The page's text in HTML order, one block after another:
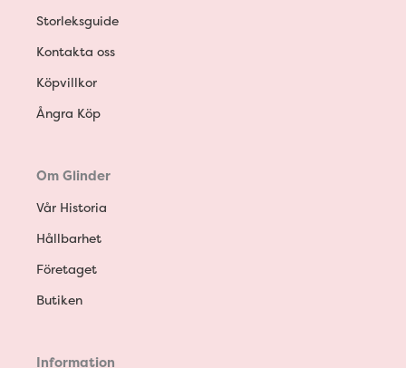
Storleksguide
Kontakta oss
Köpvillkor
Ångra Köp
Om Glinder
Vår Historia
Hållbarhet
Företaget
Butiken
Information